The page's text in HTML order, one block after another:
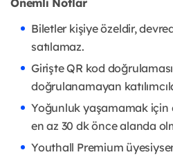
Biletler kişiye özeldir,
satılamaz.
Girişte QR kod doğrulaması
doğrulanamayan
Yoğunluk yaşamamak için
en az 30 dk önce alanda
Youthall Premium